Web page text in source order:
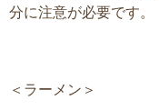
分に注意が必要です。
＜ラーメン＞